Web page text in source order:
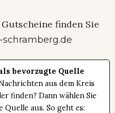
finden Sie
bevorzugte Quelle
aus dem Kreis
finden? Dann wählen Sie
Quelle aus. So geht es: